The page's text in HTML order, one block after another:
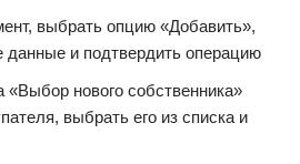
выбрать опцию «Добавить»,
данные и подтвердить операцию
«Выбор нового собственника»
выбрать его из списка и